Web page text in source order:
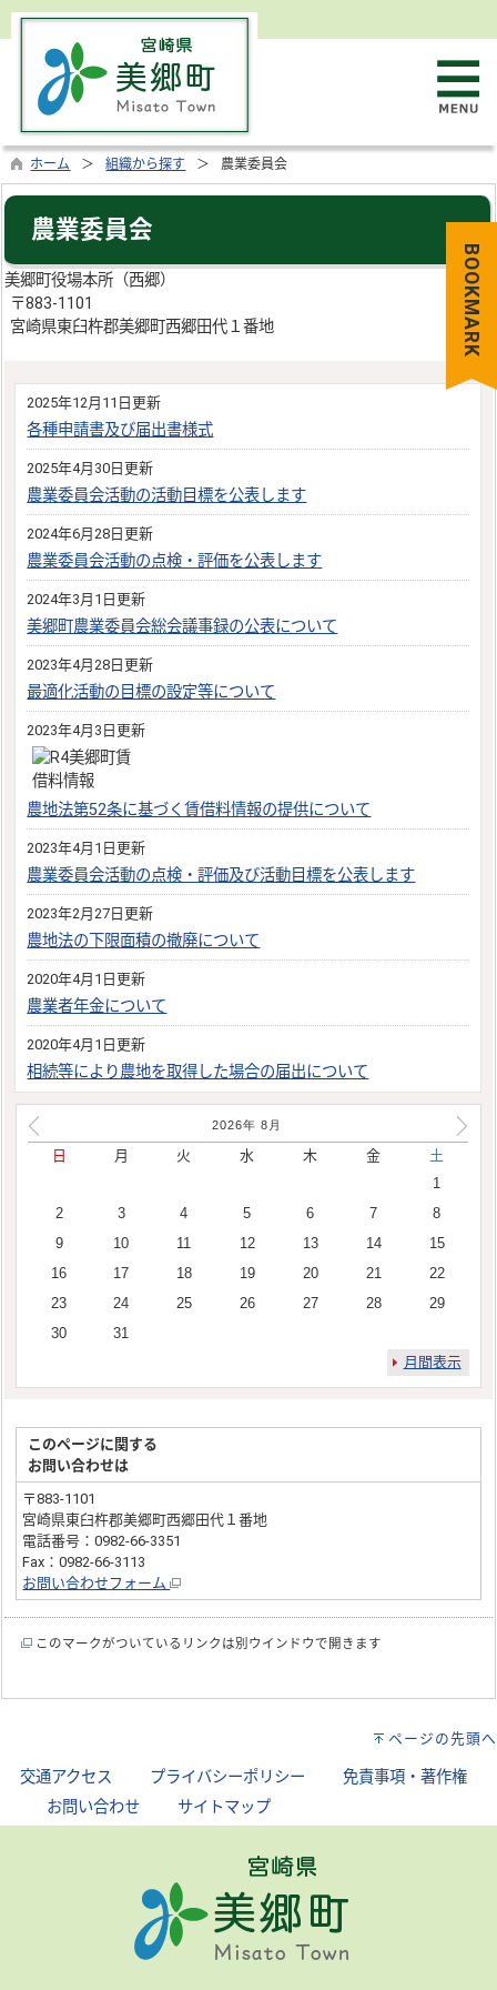
ホーム 組織から探す 農業委員会
農業委員会
美郷町役場本所（西郷）
〒883-1101
宮崎県東臼杵郡美郷町西郷田代１番地
2025年12月11日更新
各種申請書及び届出書様式
2025年4月30日更新
農業委員会活動の活動目標を公表します
2024年6月28日更新
農業委員会活動の点検・評価を公表します
2024年3月1日更新
美郷町農業委員会総会議事録の公表について
2023年4月28日更新
最適化活動の目標の設定等について
2023年4月3日更新
農地法第52条に基づく賃借料情報の提供について
2023年4月1日更新
農業委員会活動の点検・評価及び活動目標を公表します
2023年2月27日更新
農地法の下限面積の撤廃について
2020年4月1日更新
農業者年金について
2020年4月1日更新
相続等により農地を取得した場合の届出について
2026年 8 月
日 月 火 水 木 金
土
1
2
3 4 5 6 7
8
9
10 11 12 13 14
15
16
17 18 19 20 21
22
23
24 25 26 27 28
29
30
31
月間表示
このページに関する
お問い合わせは
〒883-1101
宮崎県東臼杵郡美郷町西郷田代１番地
電話番号：0982-66-3351
Fax：0982-66-3113
お問い合わせフォーム
このマークがついているリンクは別ウインドウで開きます
ページの先頭へ
交通アクセス プライバシーポリシー
免責事項・著作権
お問い合わせ サイトマップ
BOOKMARK